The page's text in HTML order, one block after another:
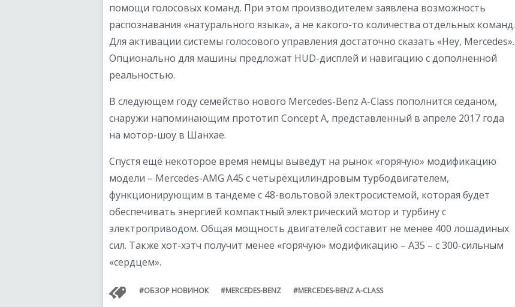
помощи голосовых команд. При этом производителем заявлена возможность
распознавания «натурального языка», а не какого-то количества отдельных команд.
Для активации системы голосового управления достаточно сказать «Hey, Mercedes».
Опционально для машины предложат HUD-дисплей и навигацию с дополненной
реальностью.
В следующем году семейство нового Mercedes-Benz A-Class пополнится седаном,
снаружи напоминающим прототип Concept A, представленный в апреле 2017 года
на мотор-шоу в Шанхае.
Спустя ещё некоторое время немцы выведут на рынок «горячую» модификацию
модели – Mercedes-AMG A45 с четырёхцилиндровым турбодвигателем,
функционирующим в тандеме с 48-вольтовой электросистемой, которая будет
обеспечивать энергией компактный электрический мотор и турбину с
электроприводом. Общая мощность двигателей составит не менее 400 лошадиных
сил. Также хот-хэтч получит менее «горячую» модификацию – A35 – с 300-сильным
«сердцем».
ОБЗОР НОВИНОК MERCEDES-BENZ MERCEDES-BENZ A-CLASS